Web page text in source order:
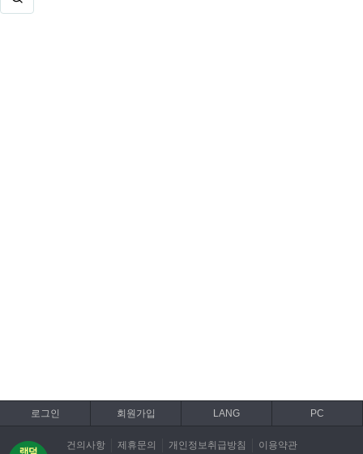
로그인 회원가입 LANG PC
건의사항 제휴문의 개인정보취급방침 이용약관